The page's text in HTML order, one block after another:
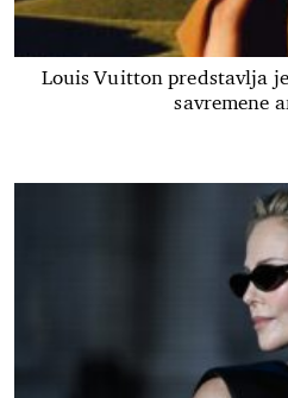
Louis Vuitton predstavlja
savremene